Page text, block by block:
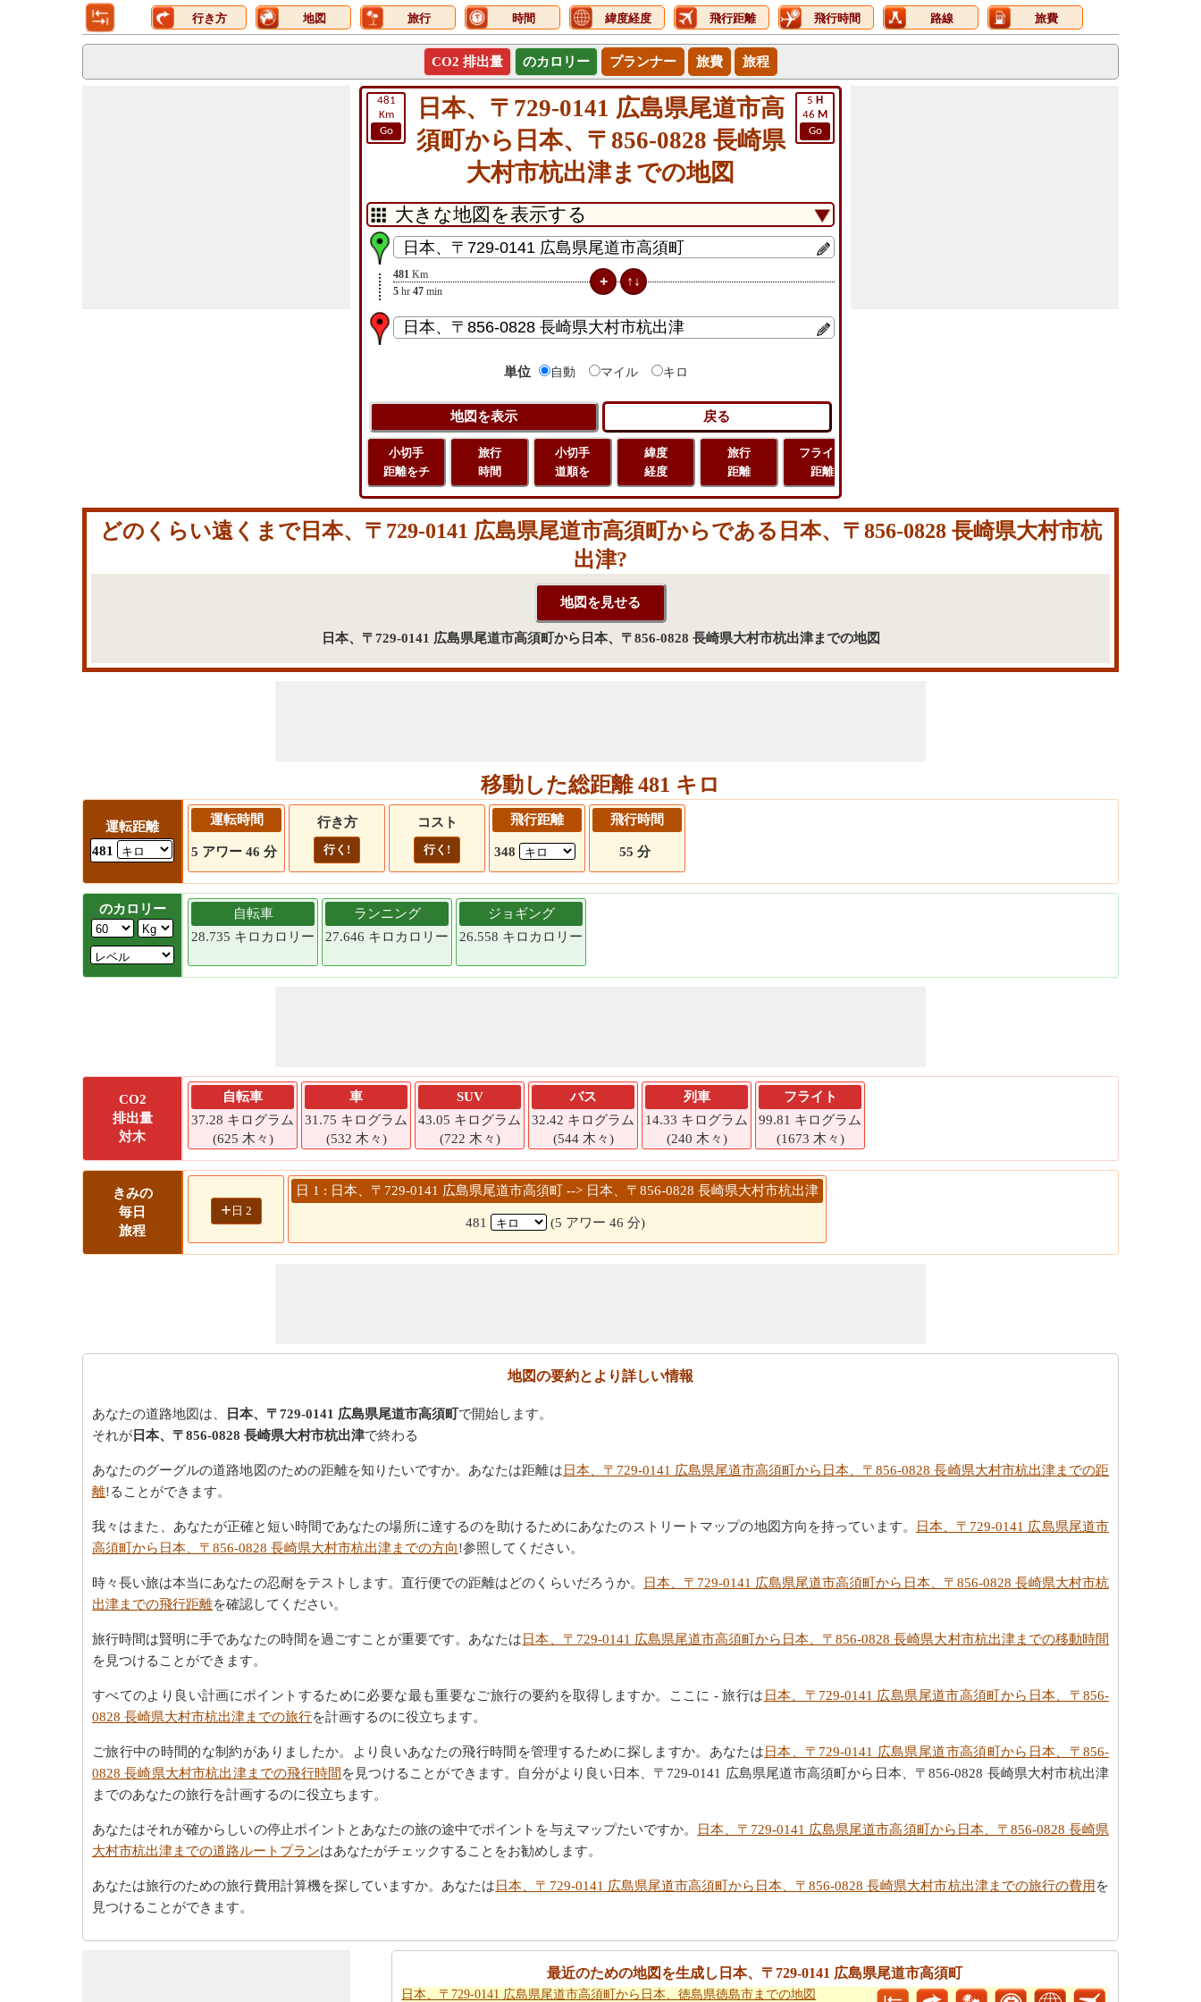
行き方 地図 旅行 時間 緯度経度 飛行距離 飛行時間 路線 旅費
CO2 排出量 のカロリー プランナー 旅費 旅程
481
Km
Go
5 H
46 M
Go
日本、〒729-0141 広島県尾道市高
須町から日本、〒856-0828 長崎県
大村市杭出津までの地図
481 Km
5 hr 47 min
単位 自動 マイル キロ
小切手
距離をチ
旅行
時間
小切手
道順を
緯度
経度
旅行
距離
フライト
距離
どのくらい遠くまで日本、〒729-0141 広島県尾道市高須町からである日本、〒856-0828 長崎県大村市杭
出津?
日本、〒729-0141 広島県尾道市高須町から日本、〒856-0828 長崎県大村市杭出津までの地図
移動した総距離 481 キロ
運転距離
481
運転時間
5 アワー 46 分
行き方
行く!
コスト
行く!
飛行距離
348
飛行時間
55 分
のカロリー
自転車
28.735 キロカロリー
ランニング
27.646 キロカロリー
ジョギング
26.558 キロカロリー
CO2
排出量
対木
自転車
37.28 キログラム
(625 木々)
車
31.75 キログラム
(532 木々)
SUV
43.05 キログラム
(722 木々)
バス
32.42 キログラム
(544 木々)
列車
14.33 キログラム
(240 木々)
フライト
99.81 キログラム
(1673 木々)
きみの
毎日
旅程
+ 日 2
日 1 : 日本、〒729-0141 広島県尾道市高須町 --> 日本、〒856-0828 長崎県大村市杭出津
481 (5 アワー 46 分)
地図の要約とより詳しい情報
あなたの道路地図は、 日本、〒729-0141 広島県尾道市高須町で開始します。
それが 日本、〒856-0828 長崎県大村市杭出津で終わる
あなたのグーグルの道路地図のための距離を知りたいですか。あなたは距離は日本、〒729-0141 広島県尾道市高須町から日本、〒856-0828 長崎県大村市杭出津までの距
離!ることができます。
我々はまた、あなたが正確と短い時間であなたの場所に達するのを助けるためにあなたのストリートマップの地図方向を持っています。
日本、〒729-0141 広島県尾道市
高須町から日本、〒856-0828 長崎県大村市杭出津までの方向!参照してください。
時々長い旅は本当にあなたの忍耐をテストします。直行便での距離はどのくらいだろうか。
日本、〒729-0141 広島県尾道市高須町から日本、〒856-0828 長崎県大村市杭
出津までの飛行距離を確認してください。
旅行時間は賢明に手であなたの時間を過ごすことが重要です。あなたは日本、〒729-0141 広島県尾道市高須町から日本、〒856-0828 長崎県大村市杭出津までの移動時間
を見つけることができます。
すべてのより良い計画にポイントするために必要な最も重要なご旅行の要約を取得しますか。ここに - 旅行は 日本、〒729-0141 広島県尾道市高須町から日本、〒856-
0828 長崎県大村市杭出津までの旅行を計画するのに役立ちます。
ご旅行中の時間的な制約がありましたか。より良いあなたの飛行時間を管理するために探しますか。あなたは日本、〒729-0141 広島県尾道市高須町から日本、〒856-
0828 長崎県大村市杭出津までの飛行時間を見つけることができます。自分がより良い日本、〒729-0141 広島県尾道市高須町から日本、〒856-0828 長崎県大村市杭出津
までのあなたの旅行を計画するのに役立ちます。
あなたはそれが確からしいの停止ポイントとあなたの旅の途中でポイントを与えマップたいですか。
日本、〒729-0141 広島県尾道市高須町から日本、〒856-0828 長崎県
大村市杭出津までの道路ルートプランはあなたがチェックすることをお勧めします。
あなたは旅行のための旅行費用計算機を探していますか。あなたは日本、〒729-0141 広島県尾道市高須町から日本、〒856-0828 長崎県大村市杭出津までの旅行の費用を
見つけることができます。
最近のための地図を生成し日本、〒729-0141 広島県尾道市高須町
日本、〒729-0141 広島県尾道市高須町から日本、徳島県徳島市までの地図